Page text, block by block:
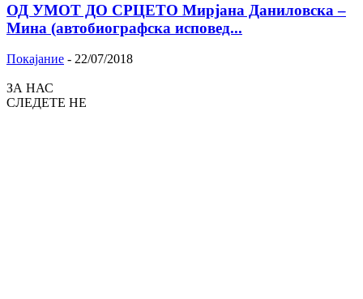
ОД УМОТ ДО СРЦЕТО Мирјана Даниловска –
Мина (автобиографска исповед...
Покајание - 22/07/2018
ЗА НАС
СЛЕДЕТЕ НЕ